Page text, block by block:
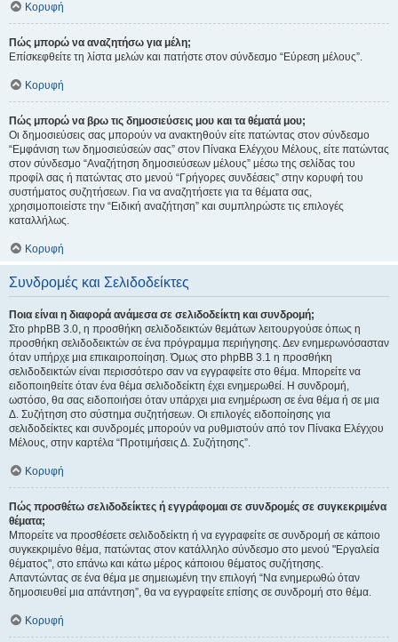
Κορυφή
Πώς μπορώ να αναζητήσω για μέλη;
Επίσκεφθείτε τη λίστα μελών και πατήστε στον σύνδεσμο “Εύρεση μέλους”.
Κορυφή
Πώς μπορώ να βρω τις δημοσιεύσεις μου και τα θέματά μου;
Οι δημοσιεύσεις σας μπορούν να ανακτηθούν είτε πατώντας στον σύνδεσμο
“Εμφάνιση των δημοσιεύσεών σας” στον Πίνακα Ελέγχου Μέλους, είτε πατώντας
στον σύνδεσμο “Αναζήτηση δημοσιεύσεων μέλους” μέσω της σελίδας του
προφίλ σας ή πατώντας στο μενού “Γρήγορες συνδέσεις” στην κορυφή του
συστήματος συζητήσεων. Για να αναζητήσετε για τα θέματα σας,
χρησιμοποιείστε την “Ειδική αναζήτηση” και συμπληρώστε τις επιλογές
καταλλήλως.
Κορυφή
Συνδρομές και Σελιδοδείκτες
Ποια είναι η διαφορά ανάμεσα σε σελιδοδείκτη και συνδρομή;
Στο phpBB 3.0, η προσθήκη σελιδοδεικτών θεμάτων λειτουργούσε όπως η
προσθήκη σελιδοδεικτών σε ένα πρόγραμμα περιήγησης. Δεν ενημερωνόσασταν
όταν υπήρχε μια επικαιροποίηση. Όμως στο phpBB 3.1 η προσθήκη
σελιδοδεικτών είναι περισσότερο σαν να εγγραφείτε στο θέμα. Μπορείτε να
ειδοποιηθείτε όταν ένα θέμα σελιδοδείκτη έχει ενημερωθεί. Η συνδρομή,
ωστόσο, θα σας ειδοποιήσει όταν υπάρχει μια ενημέρωση σε ένα θέμα ή σε μια
Δ. Συζήτηση στο σύστημα συζητήσεων. Οι επιλογές ειδοποίησης για
σελιδοδείκτες και συνδρομές μπορούν να ρυθμιστούν από τον Πίνακα Ελέγχου
Μέλους, στην καρτέλα “Προτιμήσεις Δ. Συζήτησης”.
Κορυφή
Πώς προσθέτω σελιδοδείκτες ή εγγράφομαι σε συνδρομές σε συγκεκριμένα
θέματα;
Μπορείτε να προσθέσετε σελιδοδείκτη ή να εγγραφείτε σε συνδρομή σε κάποιο
συγκεκριμένο θέμα, πατώντας στον κατάλληλο σύνδεσμο στο μενού "Εργαλεία
θέματος", στο επάνω και κάτω μέρος κάποιου θέματος συζήτησης.
Απαντώντας σε ένα θέμα με σημειωμένη την επιλογή “Να ενημερωθώ όταν
δημοσιευθεί μια απάντηση”, θα να εγγραφείτε επίσης σε συνδρομή στο θέμα.
Κορυφή